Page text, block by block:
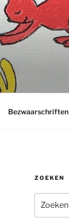
Bezwaarschriften
ZOEKEN
naar: